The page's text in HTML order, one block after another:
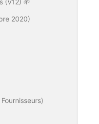
(V12) 🌱
2020)